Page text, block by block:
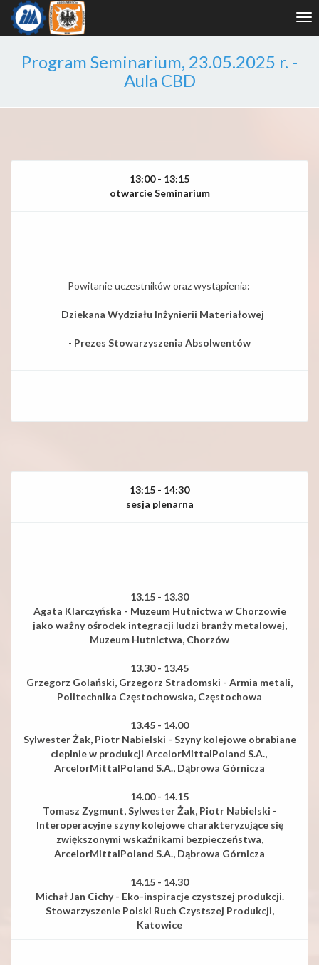
Program Seminarium, 23.05.2025 r. -
Aula CBD
13:00 - 13:15
otwarcie Seminarium
Powitanie uczestników oraz wystąpienia:
- Dziekana Wydziału Inżynierii Materiałowej
- Prezes Stowarzyszenia Absolwentów
13:15 - 14:30
sesja plenarna
13.15 - 13.30
Agata Klarczyńska - Muzeum Hutnictwa w Chorzowie
jako ważny ośrodek integracji ludzi branży metalowej,
Muzeum Hutnictwa, Chorzów
13.30 - 13.45
Grzegorz Golański, Grzegorz Stradomski - Armia metali,
Politechnika Częstochowska, Częstochowa
13.45 - 14.00
Sylwester Żak, Piotr Nabielski - Szyny kolejowe obrabiane
cieplniew produkcji ArcelorMittalPoland S.A.,
ArcelorMittalPoland S.A., Dąbrowa Górnicza
14.00 - 14.15
Tomasz Zygmunt, Sylwester Żak, Piotr Nabielski -
Interoperacyjne szynykolejowe charakteryzujące się
zwiększonymi wskaźnikami bezpieczeństwa,
ArcelorMittalPoland S.A., Dąbrowa Górnicza
14.15 - 14.30
Michał Jan Cichy - Eko-inspiracje czystszej produkcji.
Stowarzyszenie Polski Ruch Czystszej Produkcji,
Katowice